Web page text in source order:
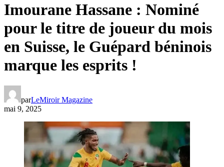
Imourane Hassane : Nominé
pour le titre de joueur du mois
en Suisse, le Guépard béninois
marque les esprits !
parLeMiroir Magazine
mai 9, 2025